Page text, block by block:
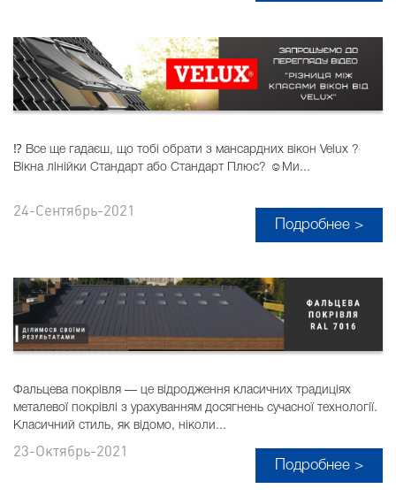
⁉️ Все ще гадаєш, що тобі обрати з мансардних вікон Velux ?
Вікна лінійки Стандарт або Стандарт Плюс? ☺️Ми...
24-Сентябрь-2021
Подробнее >
Фальцева покрівля — це відродження класичних традиціях
металевої покрівлі з урахуванням досягнень сучасної технології.
Класичний стиль, як відомо, ніколи...
23-Октябрь-2021
Подробнее >